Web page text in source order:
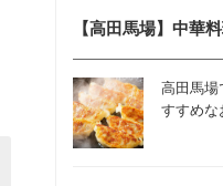
【高田馬場】中華
高田馬場
すすめな